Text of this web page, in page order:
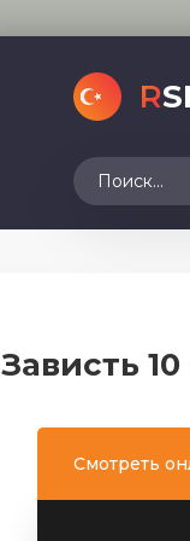
R
Зависть
Смотреть